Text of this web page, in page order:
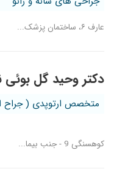
عارف ۶، ساختمان پزشک...
دکتر وحید گل بوئی
متخصص ارتوپدی ( جراح
کوهسنگی 9 - جنب بیما...